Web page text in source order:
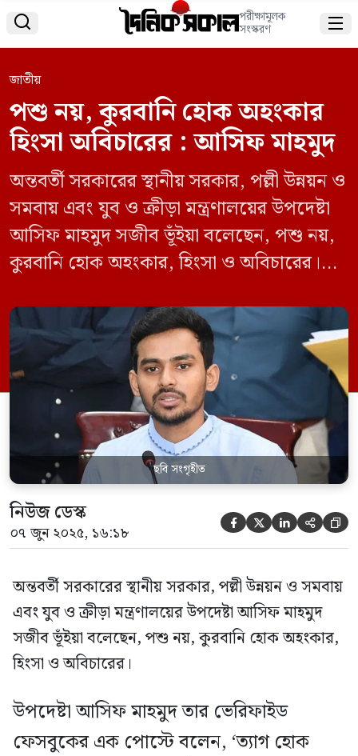
 পরীক্ষামূলক
সংস্করণ 
জাতীয়
পশু নয়, কুরবানি হোক অহংকার
হিংসা অবিচারের : আসিফ মাহমুদ
অন্তবর্তী সরকারের স্থানীয় সরকার, পল্লী উন্নয়ন ও
সমবায় এবং যুব ও ক্রীড়া মন্ত্রণালয়ের উপদেষ্টা
আসিফ মাহমুদ সজীব ভূঁইয়া বলেছেন, পশু নয়,
কুরবানি হোক অহংকার, হিংসা ও অবিচারের।
ফেসবুকের এক পোস্টে বলেন, ‘ত্যাগ হোক
সমাজ বদলের এক নতুন উচ্চারণ।’ তিনি আরো
বলেন, ‘পশু কুরবানি আমাদের এক ধর্মীয় দায়িত্ব,
কিন্তু মানুষের পাশে […]
ছবি সংগৃহীত
নিউজ ডেস্ক
০৭ জুন ২০২৫, ১৬:১৮     
অন্তবর্তী সরকারের স্থানীয় সরকার, পল্লী উন্নয়ন ও সমবায়
এবং যুব ও ক্রীড়া মন্ত্রণালয়ের উপদেষ্টা আসিফ মাহমুদ
সজীব ভূঁইয়া বলেছেন, পশু নয়, কুরবানি হোক অহংকার,
হিংসা ও অবিচারের।
উপদেষ্টা আসিফ মাহমুদ তার ভেরিফাইড
ফেসবুকের এক পোস্টে বলেন, ‘ত্যাগ হোক